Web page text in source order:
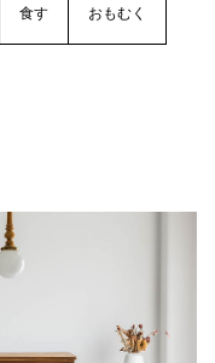
食す おもむく